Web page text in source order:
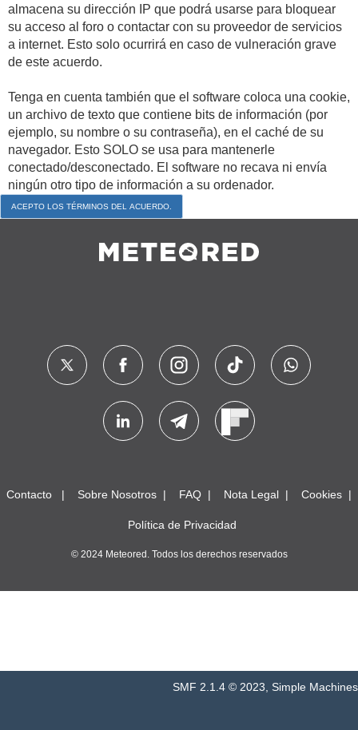
almacena su dirección IP que podrá usarse para bloquear
su acceso al foro o contactar con su proveedor de servicios
a internet. Esto solo ocurrirá en caso de vulneración grave
de este acuerdo.
Tenga en cuenta también que el software coloca una cookie,
un archivo de texto que contiene bits de información (por
ejemplo, su nombre o su contraseña), en el caché de su
navegador. Esto SOLO se usa para mantenerle
conectado/desconectado. El software no recava ni envía
ningún otro tipo de información a su ordenador.
Contacto Sobre Nosotros FAQ Nota Legal Cookies
Política de Privacidad
© 2024 Meteored. Todos los derechos reservados
SMF 2.1.4 © 2023 Simple Machines